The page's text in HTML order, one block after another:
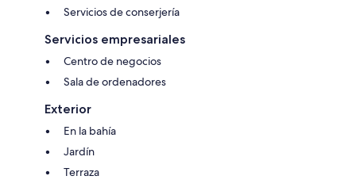
Servicios de conserjería
Servicios empresariales
Centro de negocios
Sala de ordenadores
Exterior
En la bahía
Jardín
Terraza